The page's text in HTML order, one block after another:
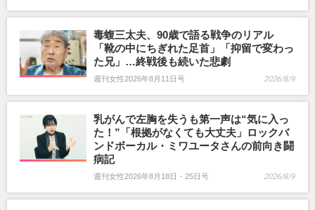
毒蝮三太夫、90歳で語る戦争のリアル
「靴の中にちぎれた足首」「抑留で変わっ
た兄」…終戦後も続いた悲劇
週刊女性2026年8月11日号 2026/8/9
乳がんで左胸を失うも第一声は“気に入っ
た！”「根拠がなくても大丈夫」ロックバ
ンドボーカル・ミワユータさんの前向き闘
病記
週刊女性2026年8月18日・25日号 2026/8/9